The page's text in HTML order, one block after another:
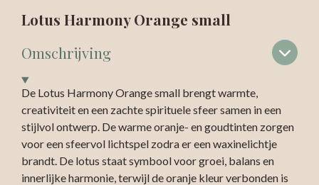
Lotus Harmony Orange small
Omschrijving
De Lotus Harmony Orange small brengt warmte,
creativiteit en een zachte spirituele sfeer samen in een
stijlvol ontwerp. De warme oranje- en goudtinten zorgen
voor een sfeervol lichtspel zodra er een waxinelichtje
brandt. De lotus staat symbool voor groei, balans en
innerlijke harmonie, terwijl de oranje kleur verbonden is